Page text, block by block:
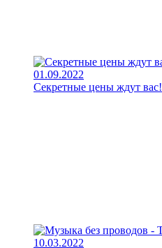
01.09.2022
Секретные цены ждут вас!
10.03.2022